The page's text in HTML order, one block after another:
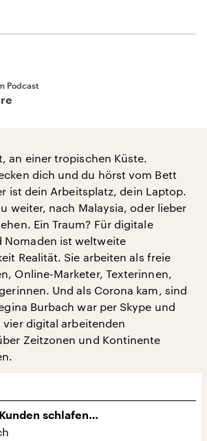
Podcast
an einer tropischen Küste.
dich und du hörst vom Bett
ist dein Arbeitsplatz, dein Laptop.
weiter, nach Malaysia, oder lieber
Ein Traum? Für digitale
Nomaden ist weltweite
Realität. Sie arbeiten als freie
Online-Marketer, Texterinnen,
Und als Corona kam, sind
Burbach war per Skype und
vier digital arbeitenden
Zeitzonen und Kontinente
schlafen…